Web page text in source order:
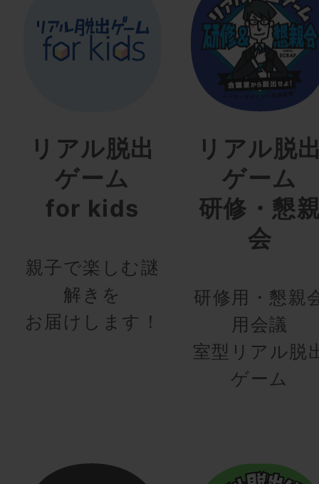
リアル脱出
ゲーム
for kids
親子で楽しむ謎
解きを
お届けします！
リアル脱
ゲーム
研修・懇
会
研修用・懇親
用会議
室型リアル脱
ゲーム